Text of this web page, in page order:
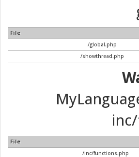
File
/global.php
/showthread.php
File
/inc/functions.php